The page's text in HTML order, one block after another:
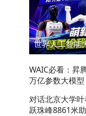
WAIC必看：昇
万亿参数大模型
对话北京大学
跃珠峰8861米